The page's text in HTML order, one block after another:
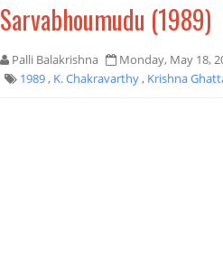
Sarvabhoumudu (1989)
Palli Balakrishna
Monday, May 18,
1989, K. Chakravarthy, Krishna